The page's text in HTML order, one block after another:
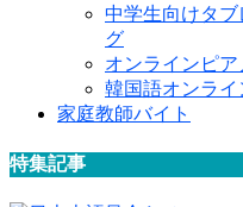
中学生向けタ
グ
オンラインピ
韓国語オンライ
家庭教師バイト
特集記事